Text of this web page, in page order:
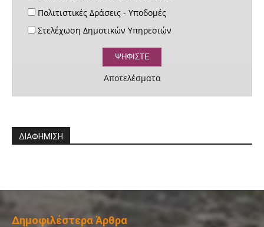
Πολιτιστικές Δράσεις - Υποδομές
Στελέχωση Δημοτικών Υπηρεσιών
Αποτελέσματα
ΔΙΑΦΗΜΙΣΗ
Δημοφιλέστερα Άρθρα